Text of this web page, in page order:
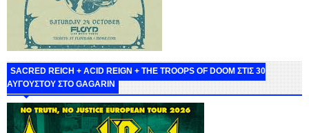
SACRED REICH + ACID REIGN + THE TROOPS OF DOOM ΣΤΙΣ 30
ΑΥΓΟΥΣΤΟΥ ΣΤΟ GAGARIN